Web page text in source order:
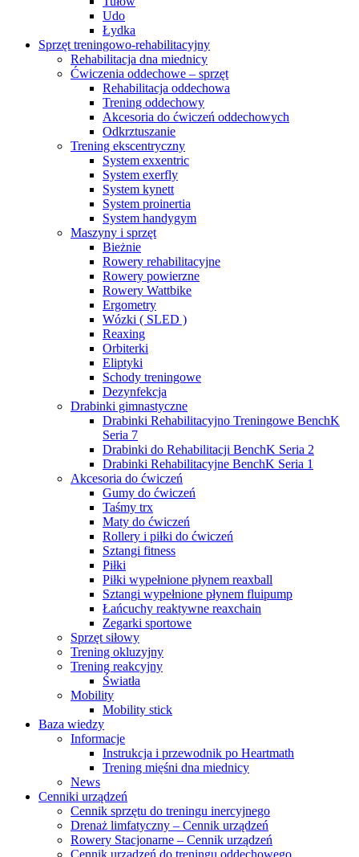
Udo
Łydka
Sprzęt treningowo-rehabilitacyjny
Rehabilitacja dna miednicy
Ćwiczenia oddechowe – sprzęt
Rehabilitacja oddechowa
Trening oddechowy
Akcesoria do ćwiczeń oddechowych
Odkrztuszanie
Trening ekscentryczny
System exxentric
System exerfly
System kynett
System proinertia
System handygym
Maszyny i sprzęt
Bieżnie
Rowery rehabilitacyjne
Rowery powierzne
Rowery Wattbike
Ergometry
Wózki ( SLED )
Reaxing
Orbiterki
Eliptyki
Schody treningowe
Dezynfekcja
Drabinki gimnastyczne
Drabinki Rehabilitacyjno Treningowe BenchK
Seria 7
Drabinki do Rehabilitacji BenchK Seria 2
Drabinki Rehabilitacyjne BenchK Seria 1
Akcesoria do ćwiczeń
Gumy do ćwiczeń
Taśmy trx
Maty do ćwiczeń
Rollery i piłki do ćwiczeń
Sztangi fitness
Piłki
Piłki wypełnione płynem reaxball
Sztangi wypełnione płynem fluipump
Łańcuchy reaktywne reaxchain
Zegarki sportowe
Sprzęt siłowy
Trening okluzyjny
Trening reakcyjny
Światła
Mobility
Mobility stick
Baza wiedzy
Informacje
Instrukcja i przewodnik po Heartmath
Trening mięśni dna miednicy
News
Cenniki urządzeń
Cennik sprzętu do treningu inercyjnego
Drenaż limfatyczny – Cennik urządzeń
Rowery Stacjonarne – Cennik urządzeń
Cennik urządzeń do treningu oddechowego